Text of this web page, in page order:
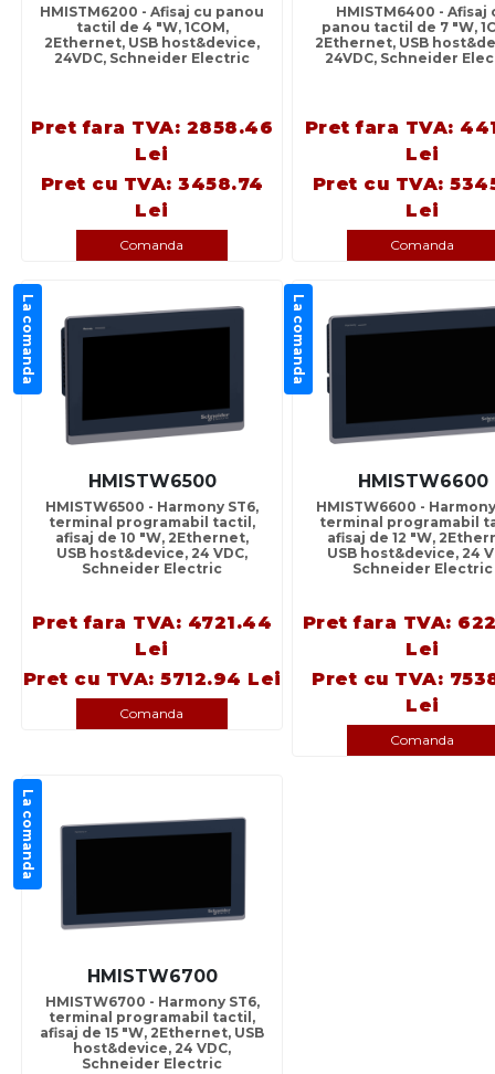
HMISTM6200 - Afisaj cu panou
tactil de 4 "W, 1COM,
2Ethernet, USB host&device,
24VDC, Schneider Electric
Pret fara TVA: 2858.46
Lei
Pret cu TVA: 3458.74
Lei
Comanda
HMISTM6400 - Afisaj
panou tactil de 7 "W,
2Ethernet, USB
24VDC, Schneider
Pret fara TVA:
Lei
Pret cu TVA:
Lei
Comanda
La comanda
HMISTW6500
HMISTW6500 - Harmony ST6,
terminal programabil tactil,
afisaj de 10 "W, 2Ethernet,
USB host&device, 24 VDC,
Schneider Electric
Pret fara TVA: 4721.44
Lei
Pret cu TVA: 5712.94 Lei
Comanda
La comanda
HMISTW6600
HMISTW6600 -
terminal programabil
afisaj de 12 "W,
USB host&device, 24
Schneider Electric
Pret fara TVA:
Lei
Pret cu TVA:
Lei
Comanda
La comanda
HMISTW6700
HMISTW6700 - Harmony ST6,
terminal programabil tactil,
afisaj de 15 "W, 2Ethernet, USB
host&device, 24 VDC,
Schneider Electric